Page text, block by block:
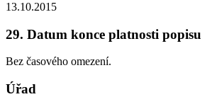
13.10.2015
29. Datum konce platnosti popisu
Bez časového omezení.
Úřad